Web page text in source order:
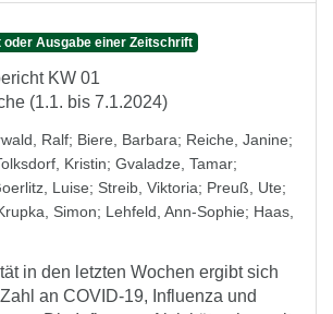
oder Ausgabe einer Zeitschrift
KW 01
(1.1. bis 7.1.2024)
Ralf; Biere, Barbara; Reiche, Janine;
Kristin; Gvaladze, Tamar;
Luise; Streib, Viktoria; Preuß, Ute;
Simon; Lehfeld, Ann-Sophie; Haas,
in den letzten Wochen ergibt sich
an COVID-19, Influenza und